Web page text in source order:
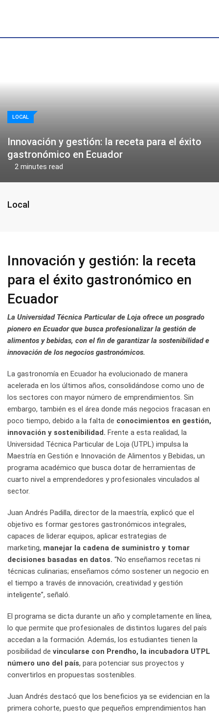
LOCAL
Innovación y gestión: la receta para el éxito
gastronómico en Ecuador
2 minutes read
Local
Innovación y gestión: la receta
para el éxito gastronómico en
Ecuador
La Universidad Técnica Particular de Loja ofrece un posgrado
pionero en Ecuador que busca profesionalizar la gestión de
alimentos y bebidas, con el fin de garantizar la sostenibilidad e
innovación de los negocios gastronómicos.
La gastronomía en Ecuador ha evolucionado de manera
acelerada en los últimos años, consolidándose como uno de
los sectores con mayor número de emprendimientos. Sin
embargo, también es el área donde más negocios fracasan en
poco tiempo, debido a la falta de conocimientos en gestión,
innovación y sostenibilidad. Frente a esta realidad, la
Universidad Técnica Particular de Loja (UTPL) impulsa la
Maestría en Gestión e Innovación de Alimentos y Bebidas, un
programa académico que busca dotar de herramientas de
cuarto nivel a emprendedores y profesionales vinculados al
sector.
Juan Andrés Padilla, director de la maestría, explicó que el
objetivo es formar gestores gastronómicos integrales,
capaces de liderar equipos, aplicar estrategias de
marketing, manejar la cadena de suministro y tomar
decisiones basadas en datos. “No enseñamos recetas ni
técnicas culinarias; enseñamos cómo sostener un negocio en
el tiempo a través de innovación, creatividad y gestión
inteligente”, señaló.
El programa se dicta durante un año y completamente en línea,
lo que permite que profesionales de distintos lugares del país
accedan a la formación. Además, los estudiantes tienen la
posibilidad de vincularse con Prendho, la incubadora UTPL
número uno del país, para potenciar sus proyectos y
convertirlos en propuestas sostenibles.
Juan Andrés destacó que los beneficios ya se evidencian en la
primera cohorte, puesto que pequeños emprendimientos han